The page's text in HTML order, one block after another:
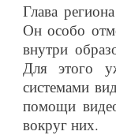
Глава
Он особо
внутри
Для этого
системами
помощи
вокруг них.